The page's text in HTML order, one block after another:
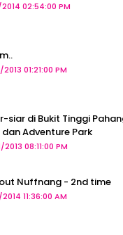
02:54:00 PM
01:21:00 PM
siar di Bukit Tinggi
Adventure Park
2013 08:11:00 PM
Nuffnang - 2nd time
11:36:00 AM